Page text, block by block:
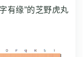
有缘”的芝野虎丸